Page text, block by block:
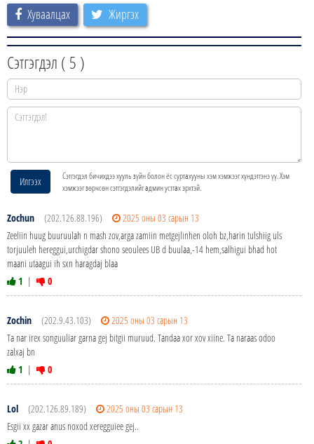
Хуваалцах Жиргэх
Сэтгэгдэл ( 5 )
Илгээх
Сэтгэгдэл бичихдээ хууль зүйн болон ёс суртахууны хэм хэмжээг хүндэтгэнэ үү. Хэм
хэмжээг зөрчсөн сэтгэгдэлийг админ устгах эрхтэй.
Zochun (202.126.88.196)
2025 оны 03 сарын 13
Zeeliin huug buuruulah n mash zov,arga zamiin metgejlinhen oloh bz,harin tulshiig uls
torjuuleh hereggui,urchigdar shono seoulees UB d buulaa,-14 hem,salhigui bhad hot
maani utaagui ih sxn haragdaj blaa
1 | 0
Zochin (202.9.43.103)
2025 оны 03 сарын 13
Ta nar irex songuuliar garna gej bitgii muruud. Tandaa xor xov xiine. Ta naraas odoo
zalxaj bn
1 | 0
Lol (202.126.89.189)
2025 оны 03 сарын 13
Esgii xx gazar anus noxod xeregguiee gej..